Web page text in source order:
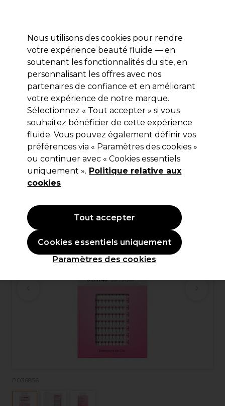
Se connecter
Marques Bons plans Coiffure Electro et Matériel
Livraison et délais
lire la suite
Salon System
Salon System Pro Fan D Curl 4D
0 )
16,75 €Hors TVA (TARIF PROFESSIONNEL)
20,10 €TVA incluse)
P036856
Nous utilisons des cookies pour rendre
votre expérience beauté fluide — en
soutenant les fonctionnalités du site, en
personnalisant les offres avec nos
partenaires de confiance et en améliorant
votre expérience de notre marque.
Sélectionnez « Tout accepter » si vous
souhaitez bénéficier de cette expérience
fluide. Vous pouvez également définir vos
préférences via « Paramètres des cookies »
ou continuer avec « Cookies essentiels
uniquement ». Politique relative aux
cookies
Paramètres des cookies
Cookies essentiels uniquement
Tout accepter